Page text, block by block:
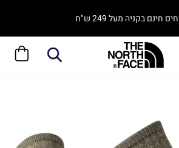
חינם בקניה מעל 249 ש"ח